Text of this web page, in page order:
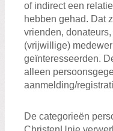
of indirect een
hebben gehad. Dat
vrienden,
(vrijwillige)
geïnteresseerden.
alleen
aanmelding/
De categorieën